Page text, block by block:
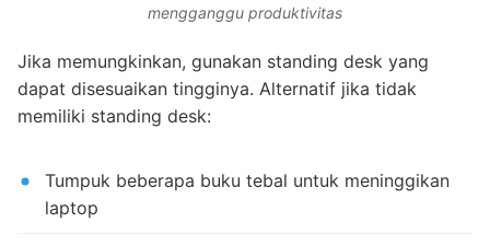
mengganggu produktivitas
Jika memungkinkan, gunakan standing desk yang
dapat disesuaikan tingginya. Alternatif jika tidak
memiliki standing desk:
Tumpuk beberapa buku tebal untuk meninggikan
laptop